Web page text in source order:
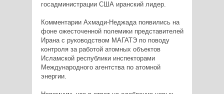
госадминистрации США иранский лидер.
Комментарии Ахмади-Неджада появились на
фоне ожесточенной полемики представителей
Ирана с руководством МАГАТЭ по поводу
контроля за работой атомных объектов
Исламской республики инспекторами
Международного агентства по атомной
энергии.